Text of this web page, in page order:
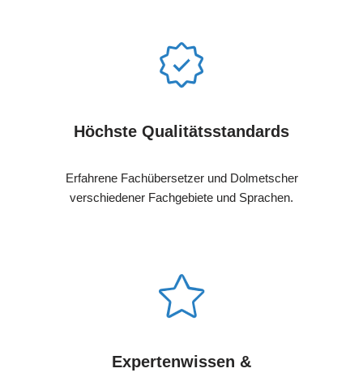
Höchste Qualitätsstandards
Erfahrene Fachübersetzer und Dolmetscher
verschiedener Fachgebiete und Sprachen.
Expertenwissen &